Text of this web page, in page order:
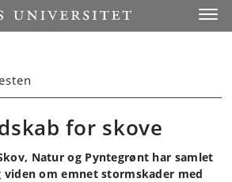
for skove
Natur og Pyntegrønt har samlet
om emnet stormskader med